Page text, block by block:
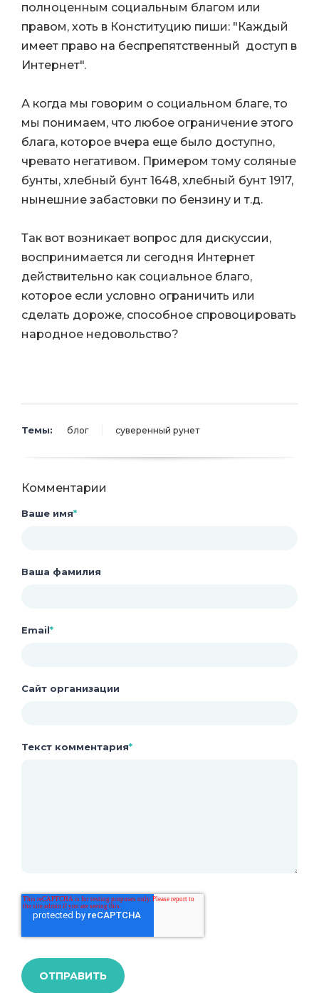
полноценным социальным благом или
правом, хоть в Конституцию пиши: "Каждый
имеет право на беспрепятственный доступ в
Интернет".
А когда мы говорим о социальном благе, то
мы понимаем, что любое ограничение этого
блага, которое вчера еще было доступно,
чревато негативом. Примером тому соляные
бунты, хлебный бунт 1648, хлебный бунт 1917,
нынешние забастовки по бензину и т.д.
Так вот возникает вопрос для дискуссии,
воспринимается ли сегодня Интернет
действительно как социальное благо,
которое если условно ограничить или
сделать дороже, способное спровоцировать
народное недовольство?
Темы: блог суверенный рунет
Комментарии
Ваше имя*
Ваша фамилия
Email*
Сайт организации
Текст комментария*